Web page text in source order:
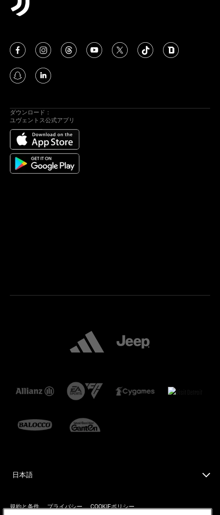
ダウンロード：
ユヴェントス公式アプリ
日本語
規約と条件 プライバシー COOKIEポリシー